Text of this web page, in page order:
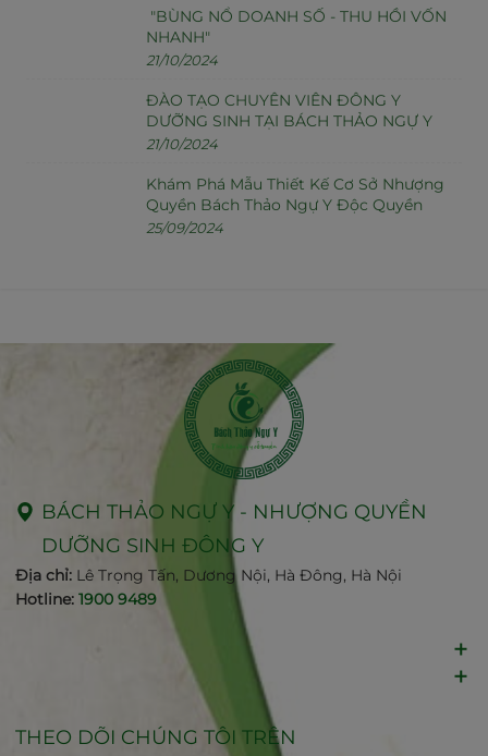
"BÙNG NỔ DOANH SỐ - THU HỒI VỐN
NHANH"
21/10/2024
ĐÀO TẠO CHUYÊN VIÊN ĐÔNG Y
DƯỠNG SINH TẠI BÁCH THẢO NGỰ Y
21/10/2024
Khám Phá Mẫu Thiết Kế Cơ Sở Nhượng
Quyền Bách Thảo Ngự Y Độc Quyền
25/09/2024
BÁCH THẢO NGỰ Y - NHƯỢNG QUYỀN
DƯỠNG SINH ĐÔNG Y
Địa chỉ: Lê Trọng Tấn, Dương Nội, Hà Đông, Hà Nội
Hotline: 1900 9489
THEO DÕI CHÚNG TÔI TRÊN